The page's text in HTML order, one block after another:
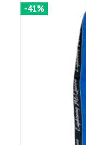
-41%